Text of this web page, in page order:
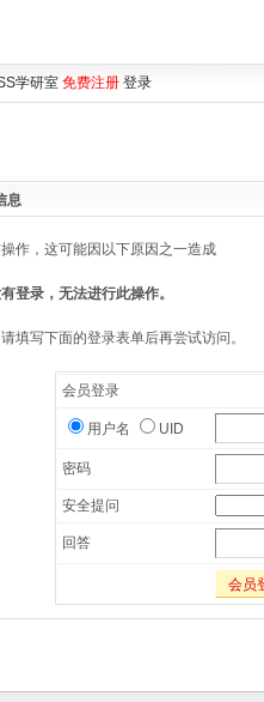
学研室 免费注册 登录
息
作，这可能因以下原因之一造成
登录，无法进行此操作。
填写下面的登录表单后再尝试访问。
会员登录
用户名 UID
密码
安全提问
回答
会员